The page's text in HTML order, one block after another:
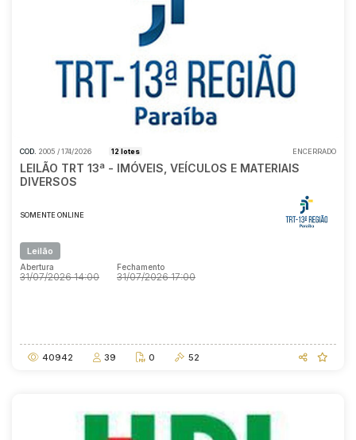
COD. 2005 / 174/2026 12 lotes ENCERRADO
LEILÃO TRT 13ª - IMÓVEIS, VEÍCULOS E MATERIAIS
DIVERSOS
SOMENTE ONLINE
Leilão
Abertura
31/07/2026 14:00
Fechamento
31/07/2026 17:00
40942 39 0 52